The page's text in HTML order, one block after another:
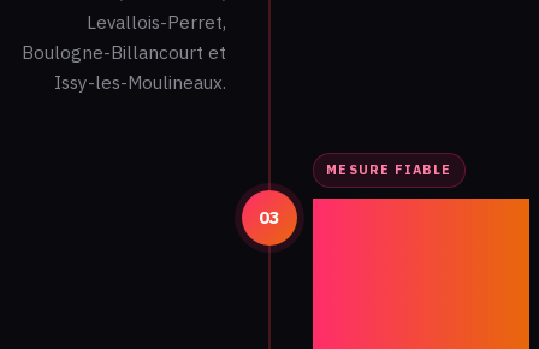
Levallois-Perret,
Boulogne-Billancourt et
Issy-les-Moulineaux.
03
MESURE FIABLE